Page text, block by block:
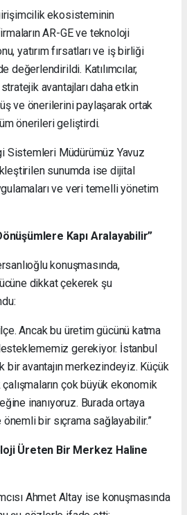
ekosisteminin
AR-GE ve teknoloji
yatırım fırsatları ve iş birliği
değerlendirildi. Katılımcılar,
avantajları daha etkin
ve önerilerini paylaşarak ortak
önerileri geliştirdi.
Sistemleri Müdürümüz Yavuz
sunumda ise dijital
ve veri temelli yönetim
Kapı Aralayabilir”
konuşmasında,
dikkat çekerek şu
Ancak bu üretim gücünü katma
gerekiyor. İstanbul
bir avantajın merkezindeyiz. Küçük
çok büyük ekonomik
inanıyoruz. Burada ortaya
bir sıçrama sağlayabilir.”
Üreten Bir Merkez Haline
Ahmet Altay ise konuşmasında